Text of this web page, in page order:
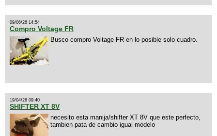
09/06/26 14:54
Compro Voltage FR
Busco compro Voltage FR en lo posible solo cuadro.
19/04/26 09:40
SHIFTER XT 8V
necesito esta manija/shifter XT 8V que este perfecto,
tambien pata de cambio igual modelo